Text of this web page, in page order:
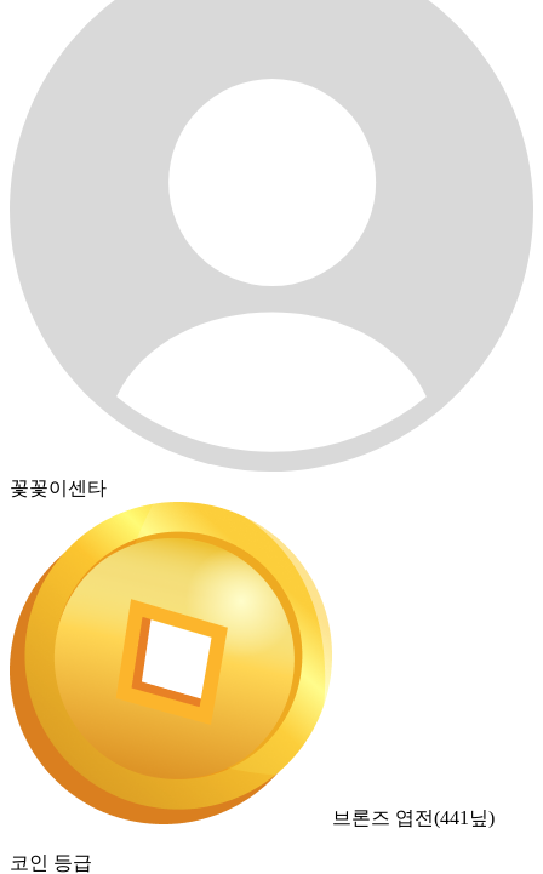
꽃꽃이센타
브론즈 엽전(441 닢)
코인 등급